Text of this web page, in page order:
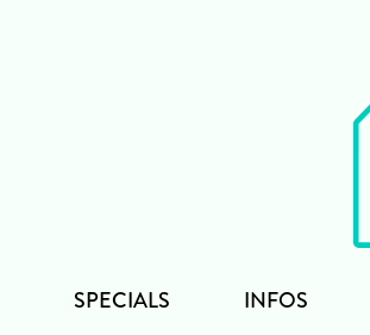
SPECIALS INFOS